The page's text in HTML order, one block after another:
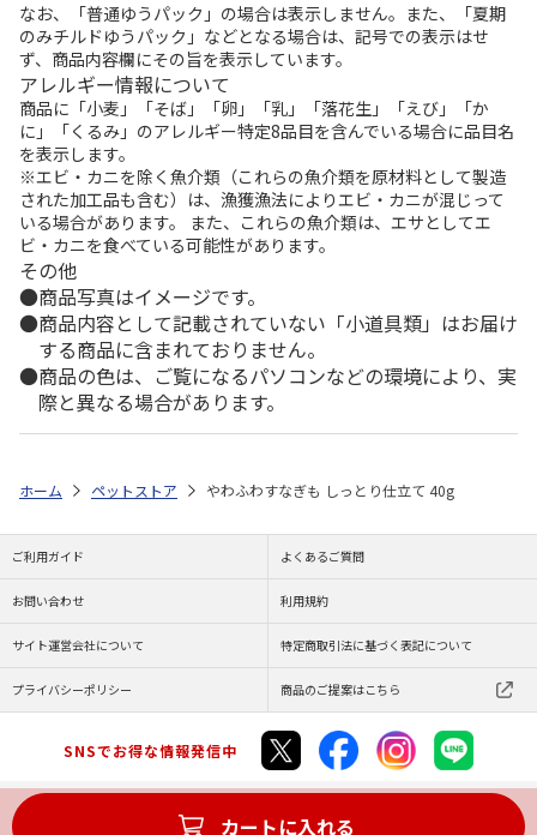
なお、「普通ゆうパック」の場合は表示しません。また、「夏期
のみチルドゆうパック」などとなる場合は、記号での表示はせ
ず、商品内容欄にその旨を表示しています。
アレルギー情報について
商品に「小麦」「そば」「卵」「乳」「落花生」「えび」「か
に」「くるみ」のアレルギー特定8品目を含んでいる場合に品目名
を表示します。
※エビ・カニを除く魚介類（これらの魚介類を原材料として製造
された加工品も含む）は、漁獲漁法によりエビ・カニが混じって
いる場合があります。 また、これらの魚介類は、エサとしてエ
ビ・カニを食べている可能性があります。
その他
商品写真はイメージです。
商品内容として記載されていない「小道具類」はお届け
する商品に含まれておりません。
商品の色は、ご覧になるパソコンなどの環境により、実
際と異なる場合があります。
カートに入れる
ホーム ペットストア やわふわすなぎも しっとり仕立て 40g
ご利用ガイド よくあるご質問
お問い合わせ 利用規約
サイト運営会社について 特定商取引法に基づく表記について
プライバシーポリシー 商品のご提案はこちら
SNSでお得な情報発信中